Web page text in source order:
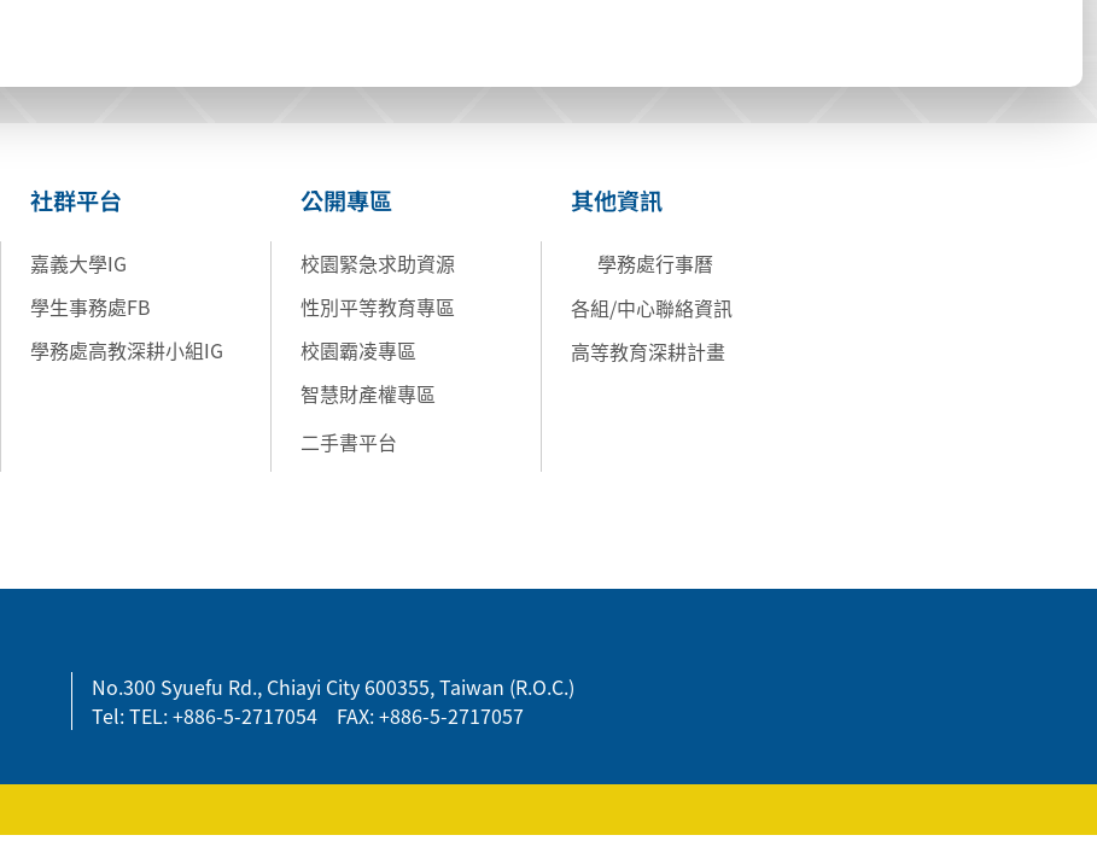
社群平台
嘉義大學IG
學生事務處FB
學務處高教深耕小組IG
公開專區
校園緊急求助資源
性別平等教育專區
校園霸凌專區
智慧財產權專區
二手書平台
其他資訊
學務處行事曆
各組/中心聯絡資訊
高等教育深耕計畫
No.300 Syuefu Rd., Chiayi City 600355, Taiwan (R.O.C.)
Tel: TEL: +886-5-2717054 FAX: +886-5-2717057